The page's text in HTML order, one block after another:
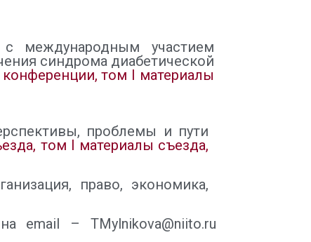
с международным участием
синдрома диабетической
том I материалы
проблемы и пути
том I материалы съезда,
право, экономика,
email – TMylnikova@niito.ru